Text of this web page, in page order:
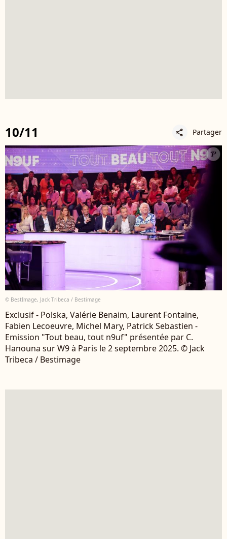
10/11 share Partager
© BestImage, Jack Tribeca / Bestimage
Exclusif - Polska, Valérie Benaim, Laurent Fontaine,
Fabien Lecoeuvre, Michel Mary, Patrick Sebastien -
Emission "Tout beau, tout n9uf" présentée par C.
Hanouna sur W9 à Paris le 2 septembre 2025. © Jack
Tribeca / Bestimage